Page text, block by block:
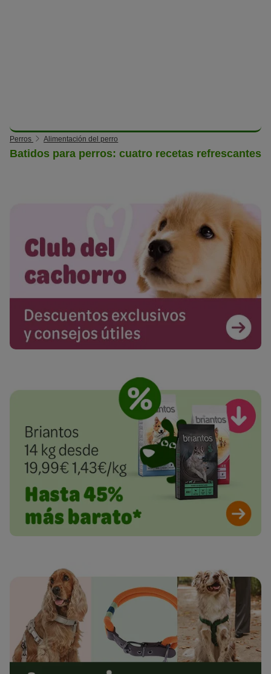
Perros Alimentación del perro
Batidos para perros: cuatro recetas refrescantes